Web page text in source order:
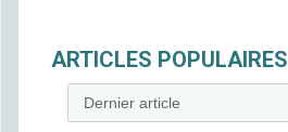
ARTICLES POPULAIRES